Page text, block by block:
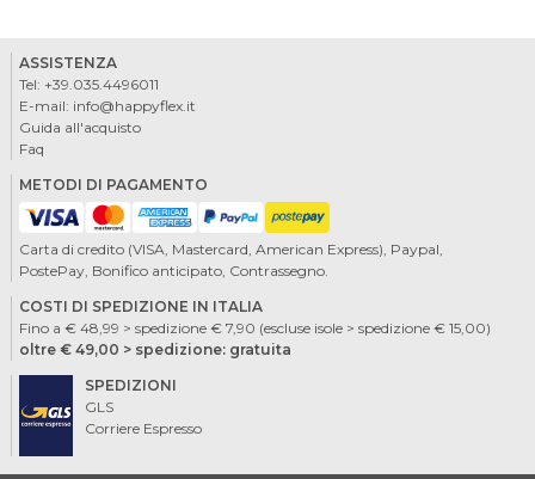
ASSISTENZA
Tel: +39.035.4496011
E-mail: info@happyflex.it
Guida all'acquisto
Faq
METODI DI PAGAMENTO
Carta di credito (VISA, Mastercard, American Express), Paypal,
PostePay, Bonifico anticipato, Contrassegno.
COSTI DI SPEDIZIONE IN ITALIA
Fino a € 48,99 > spedizione € 7,90 (escluse isole > spedizione € 15,00)
oltre € 49,00 > spedizione: gratuita
SPEDIZIONI
GLS
Corriere Espresso